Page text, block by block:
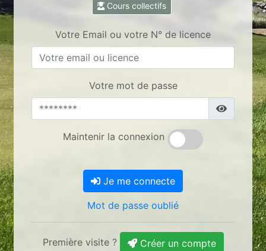
Cours collectifs
Votre Email ou votre N° de licence
Votre mot de passe
Maintenir la connexion
Je me connecte
Mot de passe oublié
Première visite ? Créer un compte